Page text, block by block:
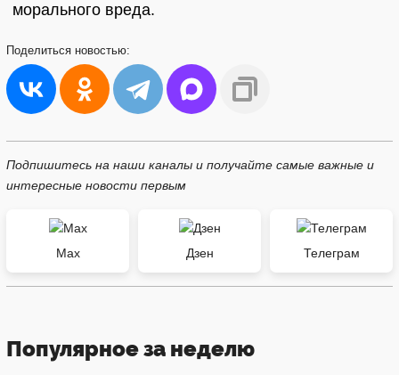
морального вреда.
Поделиться новостью:
Подпишитесь на наши каналы и получайте самые важные и
интересные новости первым
Max Дзен Телеграм
Популярное за неделю